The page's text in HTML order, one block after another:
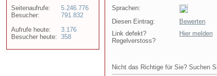
Seitenaufrufe:
Besucher:
Aufrufe heute:
Besucher heute:
5.246.776
791.832
3.176
358
Sprachen:
Diesen Eintrag:
Bewerten
Link defekt?
Regelverstoss?
Hier melden
Nicht das Richtige für Sie? Suchen